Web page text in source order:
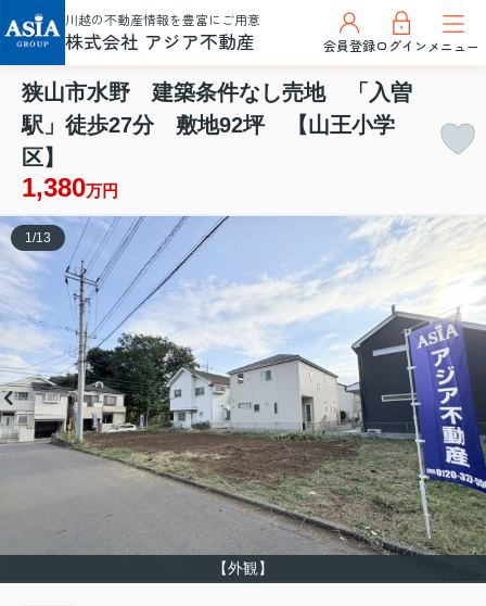
川越の不動産情報を豊富にご用意
株式会社 アジア不動産 会員登録ログインメニュー
狭山市水野 建築条件なし売地 「入曽
駅」徒歩27分 敷地92坪 【山王小学
区】
1,380万円
【外観】
1 /13